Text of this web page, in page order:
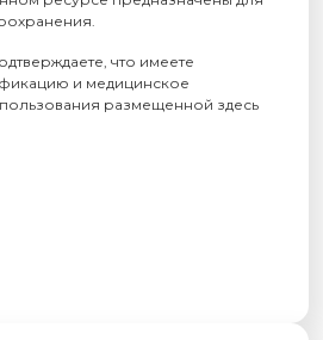
что имеете
и медицинское
размещенной здесь